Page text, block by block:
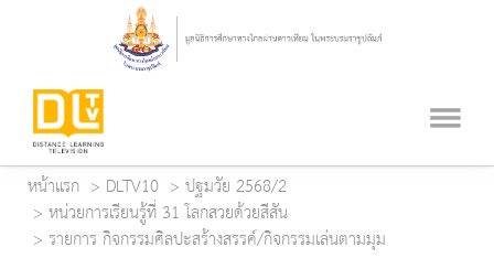
หน้าแรก DLTV10
ปฐมวัย 2568/2
หน่วยการเรียนรู้ที่ 31 โลกสวยด้วยสีสัน
รายการ กิจกรรมศิลปะสร้างสรรค์/กิจกรรมเล่นตามมุม